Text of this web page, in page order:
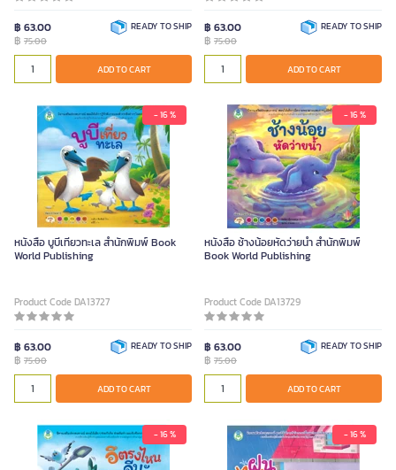
฿ 63.00
฿ 75.00
READY TO SHIP
ADD TO CART
฿ 63.00
฿ 75.00
READY TO SHIP
ADD TO CART
- 16 %
หนังสือ บูบีเที่ยวทะเล สำนักพิมพ์ Book
World Publishing
Product Code DA13727
฿ 63.00
฿ 75.00
READY TO SHIP
ADD TO CART
- 16 %
หนังสือ ช้างน้อยหัดว่ายน้ำ สำนักพิมพ์
Book World Publishing
Product Code DA13729
฿ 63.00
฿ 75.00
READY TO SHIP
ADD TO CART
- 16 % - 16 %